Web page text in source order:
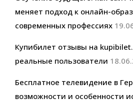
меняет подход к онлайн-
современных профессиях
Купибилет отзывы на
реальные пользователи
Бесплатное телевидение в
возможности и особенности